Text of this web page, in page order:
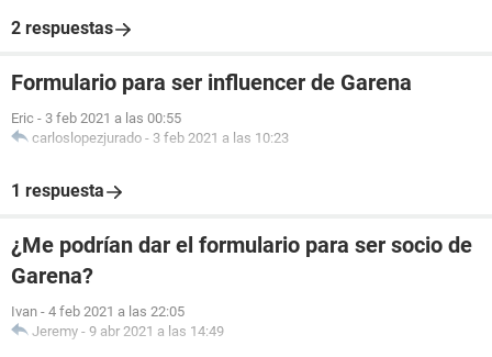
2 respuestas
Formulario para ser influencer de Garena
Eric - 3 feb 2021 a las 00:55
carloslopezjurado - 3 feb 2021 a las 10:23
1 respuesta
¿Me podrían dar el formulario para ser socio de
Garena?
Ivan - 4 feb 2021 a las 22:05
Jeremy - 9 abr 2021 a las 14:49